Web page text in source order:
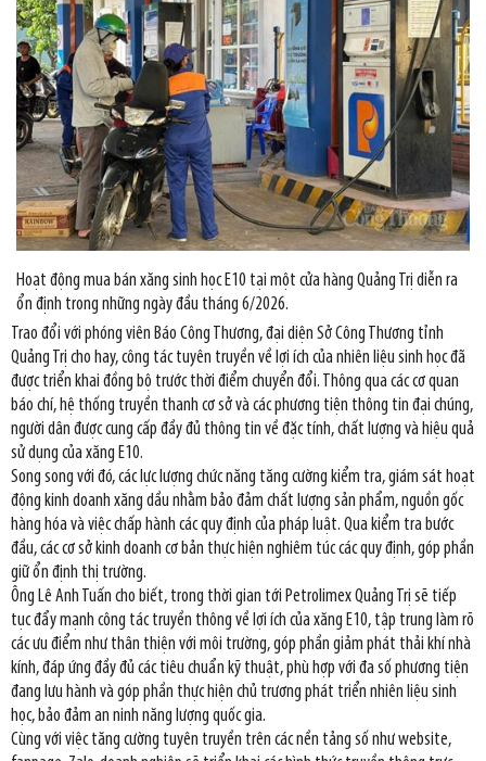
Hoạt động mua bán xăng sinh học E10 tại một cửa hàng Quảng Trị diễn ra
ổn định trong những ngày đầu tháng 6/2026.
Trao đổi với phóng viên Báo Công Thương, đại diện Sở Công Thương tỉnh
Quảng Trị cho hay, công tác tuyên truyền về lợi ích của nhiên liệu sinh học đã
được triển khai đồng bộ trước thời điểm chuyển đổi. Thông qua các cơ quan
báo chí, hệ thống truyền thanh cơ sở và các phương tiện thông tin đại chúng,
người dân được cung cấp đầy đủ thông tin về đặc tính, chất lượng và hiệu quả
sử dụng của xăng E10.
Song song với đó, các lực lượng chức năng tăng cường kiểm tra, giám sát hoạt
động kinh doanh xăng dầu nhằm bảo đảm chất lượng sản phẩm, nguồn gốc
hàng hóa và việc chấp hành các quy định của pháp luật. Qua kiểm tra bước
đầu, các cơ sở kinh doanh cơ bản thực hiện nghiêm túc các quy định, góp phần
giữ ổn định thị trường.
Ông Lê Anh Tuấn cho biết, trong thời gian tới Petrolimex Quảng Trị sẽ tiếp
tục đẩy mạnh công tác truyền thông về lợi ích của xăng E10, tập trung làm rõ
các ưu điểm như thân thiện với môi trường, góp phần giảm phát thải khí nhà
kính, đáp ứng đầy đủ các tiêu chuẩn kỹ thuật, phù hợp với đa số phương tiện
đang lưu hành và góp phần thực hiện chủ trương phát triển nhiên liệu sinh
học, bảo đảm an ninh năng lượng quốc gia.
Cùng với việc tăng cường tuyên truyền trên các nền tảng số như website,